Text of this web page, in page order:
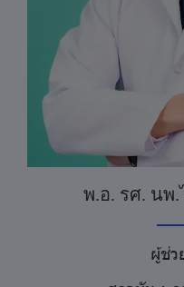
พ.อ. รศ. นพ
ผู้ช่ว